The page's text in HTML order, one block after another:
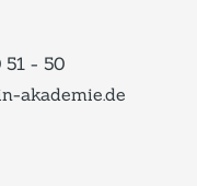
51 - 50
akademie.de